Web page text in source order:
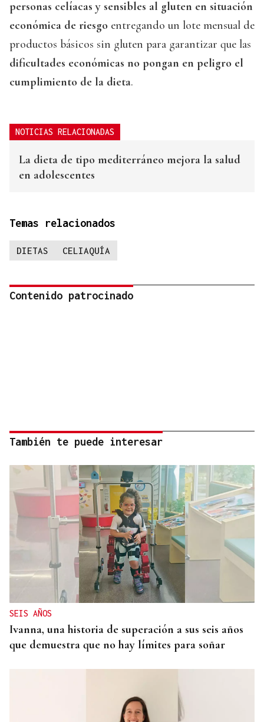
personas celíacas y sensibles al gluten en situación
económica de riesgo entregando un lote mensual de
productos básicos sin gluten para garantizar que las
dificultades económicas no pongan en peligro el
cumplimiento de la dieta.
NOTICIAS RELACIONADAS
La dieta de tipo mediterráneo mejora la salud
en adolescentes
Temas relacionados
DIETAS CELIAQUÍA
Contenido patrocinado
También te puede interesar
SEIS AÑOS
Ivanna, una historia de superación a sus seis años
que demuestra que no hay límites para soñar